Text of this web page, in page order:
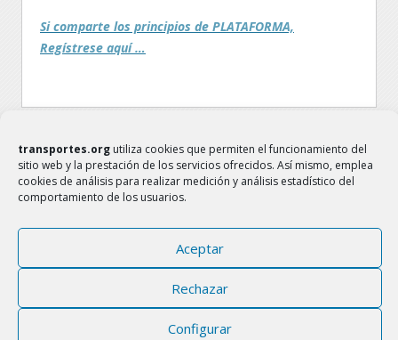
transportes.org utiliza cookies que permiten el funcionamiento del
sitio web y la prestación de los servicios ofrecidos. Así mismo, emplea
cookies de análisis para realizar medición y análisis estadístico del
comportamiento de los usuarios.
Aceptar
Rechazar
Configurar
Si comparte los principios de PLATAFORMA,
Regístrese aquí …
Navegación
←posts anteriores posts siguientes→
FAMILIA DEL SECTOR TRANSPORTE
www.transportes.org
transportes.org@gmail.com